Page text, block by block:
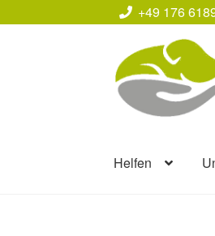
+49 176
Navigation
springen
Zum
Inhalt
springen
Helfen